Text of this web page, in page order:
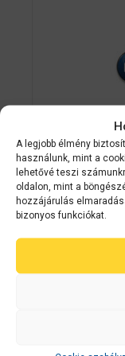
A legjobb élmény
használunk, mint a
lehetővé teszi
oldalon, mint a
hozzájárulás
bizonyos funkciókat.
Epson
Premium